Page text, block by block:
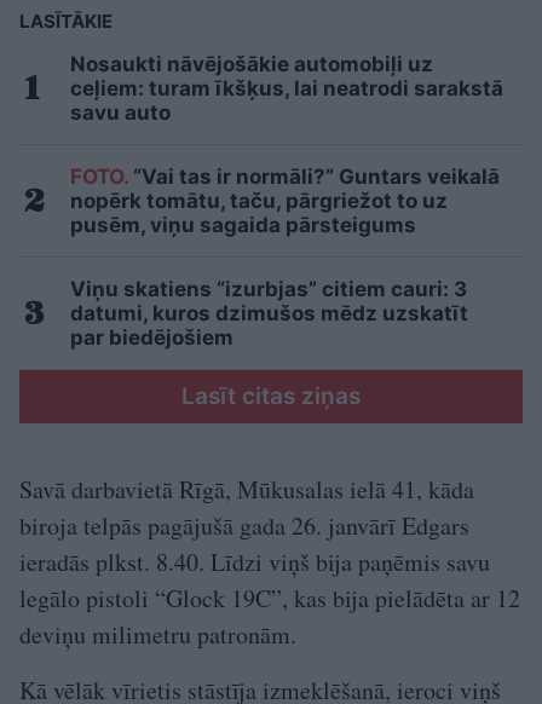
LASĪTĀKIE
Nosaukti nāvējošākie automobiļi uz
ceļiem: turam īkšķus, lai neatrodi sarakstā
savu auto
FOTO. “Vai tas ir normāli?” Guntars veikalā
nopērk tomātu, taču, pārgriežot to uz
pusēm, viņu sagaida pārsteigums
Viņu skatiens “izurbjas” citiem cauri: 3
datumi, kuros dzimušos mēdz uzskatīt
par biedējošiem
Lasīt citas ziņas
Savā darbavietā Rīgā, Mūkusalas ielā 41, kāda
biroja telpās pagājušā gada 26. janvārī Edgars
ieradās plkst. 8.40. Līdzi viņš bija paņēmis savu
legālo pistoli “Glock 19C”, kas bija pielādēta ar 12
deviņu milimetru patronām.
Kā vēlāk vīrietis stāstīja izmeklēšanā, ieroci viņš